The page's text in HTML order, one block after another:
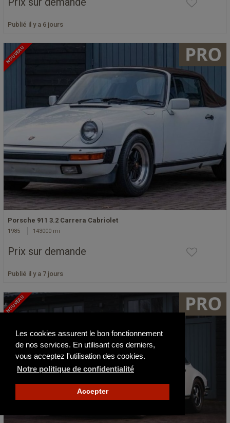
Les cookies assurent le bon fonctionnement
de nos services. En utilisant ces derniers,
vous acceptez l'utilisation des cookies.
Notre politique de confidentialité
Accepter
Publié il y a 6 jours
NOUVEAU
Porsche 911 3.2 Carrera Cabriolet
1985 143000 mi
Prix sur demande
Publié il y a 7 jours
NOUVEAU